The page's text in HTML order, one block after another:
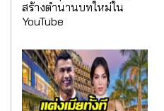
สร้างตำนานบทใหม่ใน
YouTube